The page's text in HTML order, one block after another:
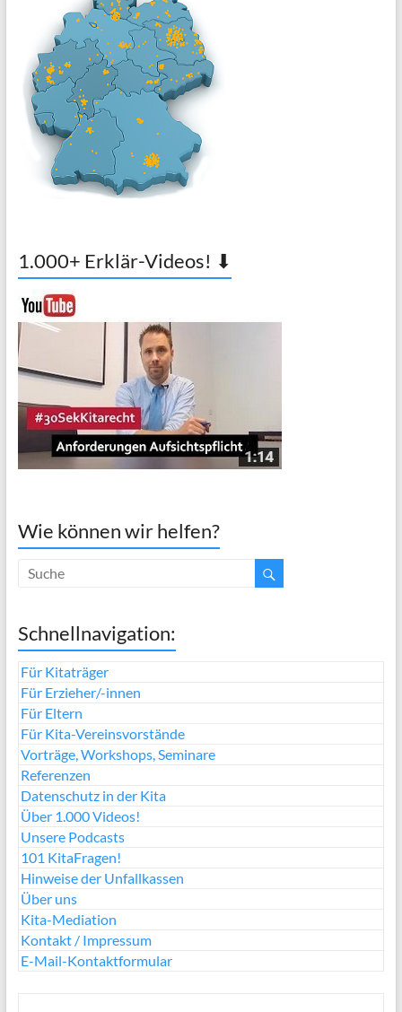
1.000+ Erklär-Videos! ⬇
Wie können wir helfen?
Schnellnavigation:
Für Kitaträger
Für Erzieher/-innen
Für Eltern
Für Kita-Vereinsvorstände
Vorträge, Workshops, Seminare
Referenzen
Datenschutz in der Kita
Über 1.000 Videos!
Unsere Podcasts
101 KitaFragen!
Hinweise der Unfallkassen
Über uns
Kita-Mediation
Kontakt / Impressum
E-Mail-Kontaktformular